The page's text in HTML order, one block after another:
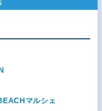
マルシェ